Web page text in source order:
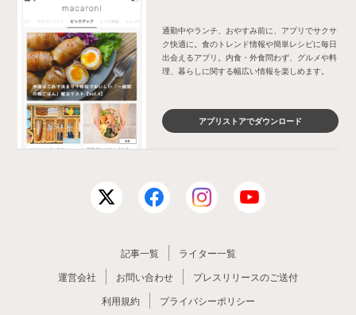
通勤中やランチ、おやすみ前に、アプリでサクサ
ク快適に。食のトレンド情報や簡単レシピに毎日
出会えるアプリ。内食・外食問わず、グルメや料
理、暮らしに関する幅広い情報を楽しめます。
アプリストアでダウンロード
記事一覧
ライター一覧
運営会社
お問い合わせ
プレスリリースのご送付
利用規約
プライバシーポリシー